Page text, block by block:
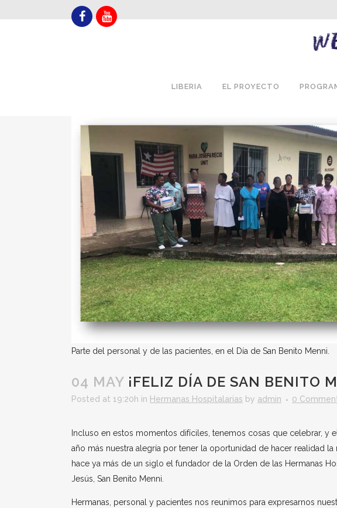
LIBERIA EL PROYECTO
Parte del personal y de las pacientes, en el Día de San Benito Menni.
04 MAY ¡FELIZ DÍA DE SAN BENITO
Posted at 19:20h in Hermanas Hospitalarias by admin 0
Incluso en estos momentos difíciles, tenemos cosas que celebrar, y
año más nuestra alegría por tener la oportunidad de hacer realidad
hace ya más de un siglo el fundador de la Orden de las Hermanas
Jesús, San Benito Menni.
Hermanas, personal y pacientes nos reunimos para expresarnos